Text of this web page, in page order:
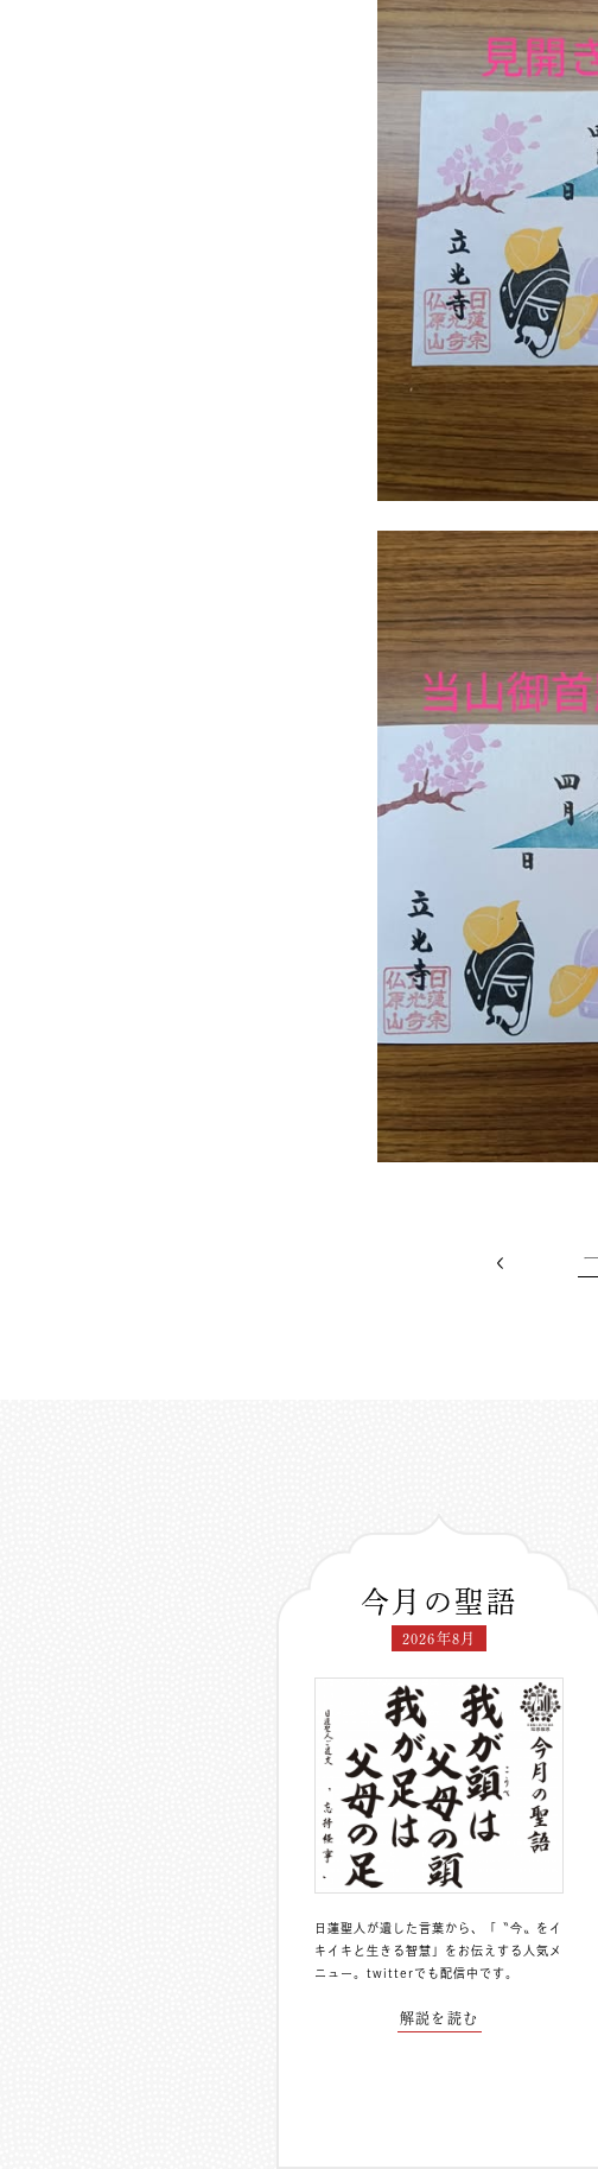
今月の聖語
2026年8月
日蓮聖人が遺した言葉から、「〝今〟をイ
キイキと生きる智慧」をお伝えする人気メ
ニュー。 twitterでも配信中 です。
解説を読む